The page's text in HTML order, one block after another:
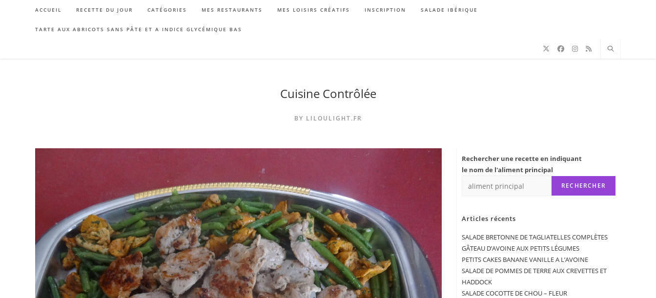
ACCUEIL RECETTE DU JOUR CATÉGORIES MES RESTAURANTS MES LOISIRS CRÉATIFS INSCRIPTION SALADE IBÉRIQUE
TARTE AUX ABRICOTS SANS PÂTE ET A INDICE GLYCÉMIQUE BAS
Cuisine Contrôlée
BY LILOULIGHT.FR
Rechercher une recette en indiquant
le nom de l'aliment principal
RECHERCHER
Articles récents
SALADE BRETONNE DE TAGLIATELLES COMPLÈTES
GÂTEAU D’AVOINE AUX PETITS LÉGUMES
PETITS CAKES BANANE VANILLE A L’AVOINE
SALADE DE POMMES DE TERRE AUX CREVETTES ET
HADDOCK
SALADE COCOTTE DE CHOU – FLEUR